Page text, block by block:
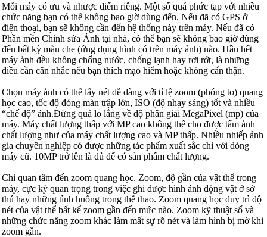
Mỗi máy có ưu và nhược điểm riêng. Một số quá phức tạp với nhiều
chức năng bạn có thể không bao giờ dùng đến. Nếu đã có GPS ở
điện thoại, bạn sẽ không cần đến hệ thống này trên máy. Nếu đã có
Phần mền Chỉnh sửa Ảnh tại nhà, có thể bạn sẽ không bao giờ dùng
đến bất kỳ màn che (ứng dụng hình có trên máy ảnh) nào. Hầu hết
máy ảnh đều không chống nước, chống lạnh hay rơi rớt, là những
điều cần cân nhắc nếu bạn thích mạo hiểm hoặc không cẩn thận.
Chọn máy ảnh có thể lấy nét dễ dàng với tỉ lệ zoom (phóng to) quang
học cao, tốc độ đóng màn trập lớn, ISO (độ nhạy sáng) tốt và nhiều
“chế độ” ảnh.Đừng quá lo lắng về độ phân giải MegaPixel (mp) của
máy. Máy chất lượng thấp với MP cao không thể cho được tấm ảnh
chất lượng như của máy chất lượng cao và MP thấp. Nhiều nhiếp ảnh
gia chuyên nghiệp có được những tác phẩm xuất sắc chỉ với dòng
máy cũ. 10MP trở lên là đủ để có sản phẩm chất lượng.
Chỉ quan tâm đến zoom quang học. Zoom, độ gần của vật thể trong
máy, cực kỳ quan trọng trong việc ghi được hình ảnh động vật ở sở
thú hay những tình huống trong thể thao. Zoom quang học duy trì độ
nét của vật thể bất kể zoom gần đến mức nào. Zoom kỹ thuật số và
những chức năng zoom khác làm mất sự rõ nét và làm hình bị mờ khi
zoom gần.